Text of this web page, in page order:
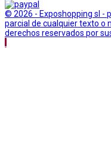
© 2026 - Exposhopping sl -
parcial de cualquier texto o
derechos reservados por